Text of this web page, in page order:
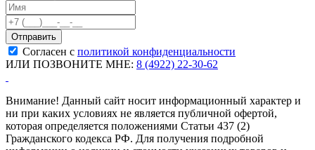
Согласен с политикой конфиденциальности
ИЛИ ПОЗВОНИТЕ МНЕ: 8 (4922) 22-30-62
Внимание! Данный сайт носит информационный характер и
ни при каких условиях не является публичной офертой,
которая определяется положениями Статьи 437 (2)
Гражданского кодекса РФ. Для получения подробной